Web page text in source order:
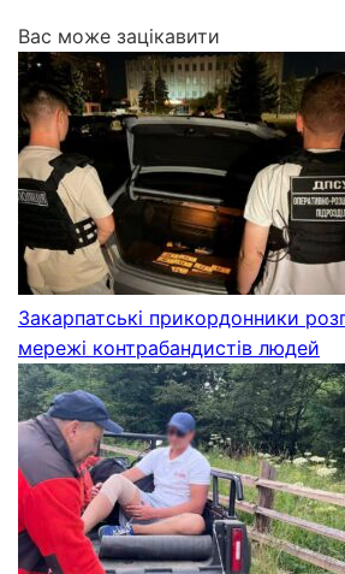
Вас може зацікавити
Закарпатські прикордонники
мережі контрабандистів людей